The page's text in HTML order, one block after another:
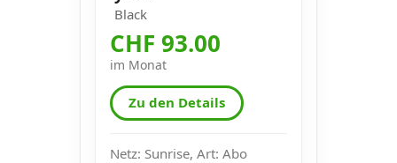
Black
CHF 93.00
im Monat
Zu den Details
Netz: Sunrise, Art: Abo